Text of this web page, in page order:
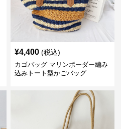
¥4,400 (税込)
カゴバッグ マリンボーダー編み
込みトート型かごバッグ